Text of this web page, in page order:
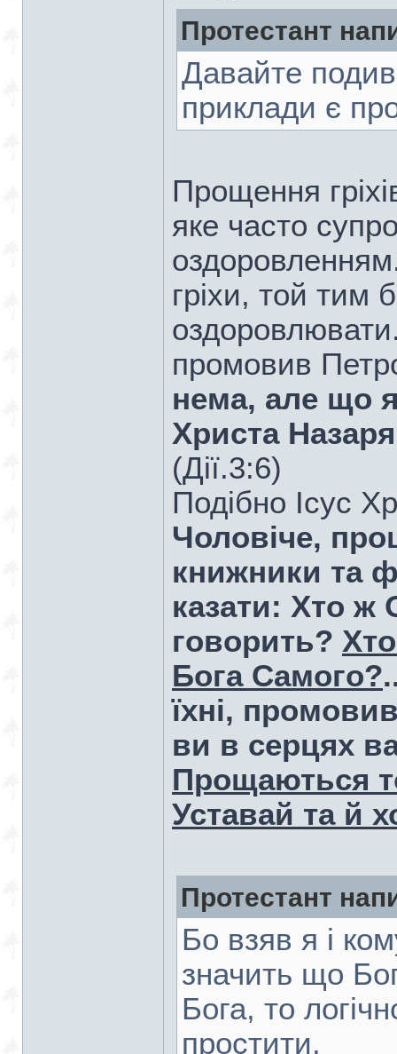
Протестант
Давайте
приклади є
Прощення
яке часто
гріхи, той тим
промовив
нема, але що
Христа
(Дiї.3:6)
Подібно Ісус
Чоловіче,
книжники та
казати: Хто ж
говорить?
Бога Самого?
їхні,
ви в серцях
Прощаються
Уставай та й
Протестант
Бо взяв я і
значить що
Бога, то
простити.